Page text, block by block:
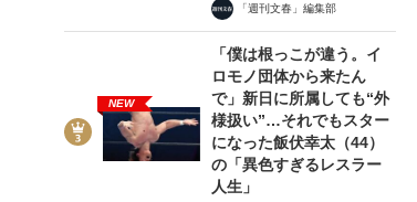
「週刊文春」編集部
NEW
「僕は根っこが違う。イ
ロモノ団体から来たん
で」新日に所属しても“外
様扱い”…それでもスター
になった飯伏幸太（44）
の「異色すぎるレスラー
人生」